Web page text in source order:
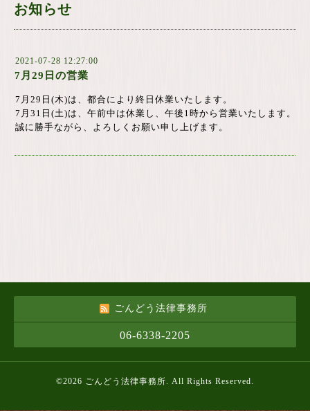
お知らせ
2021-07-28 12:27:00
7月29日の営業
7月29日(木)は、都合により終日休業いたします。
7月31日(土)は、午前中は休業し、午後1時から営業いたします。
誠に勝手ながら、よろしくお願い申し上げます。
ごんどう法律事務所
06-6338-2205
©2026 ごんどう法律事務所. All Rights Reserved.